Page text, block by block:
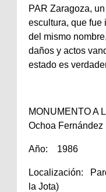
PAR Zaragoza,
escultura, que fue
del mismo
daños y actos
estado es
MONUMENTO
Ochoa Fernández
Año: 1986
Localización:
la Jota)